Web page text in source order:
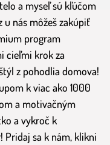
a myseľ sú kľúčom
nás môžeš zakúpiť
program
cieľmi krok za
z pohodlia domova!
k viac ako 1000
a motivačným
a vykroč k
sa k nám, klikni